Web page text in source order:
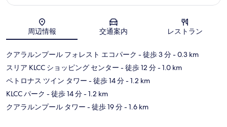
地図
周辺情報 交通案内 レストラン
クアラルンプール フォレスト エコパーク - 徒歩 3 分- 0.3 km
スリア KLCC ショッピング センター - 徒歩 12 分- 1.0 km
ペトロナス ツイン タワー - 徒歩 14 分- 1.2 km
KLCC パーク - 徒歩 14 分- 1.2 km
クアラルンプール タワー - 徒歩 19 分- 1.6 km